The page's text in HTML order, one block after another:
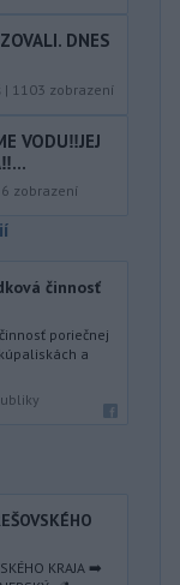
DNES
| 1103 zobrazení
VODU‼️JEJ
zobrazení
činnosť
činnosť poriečnej
a
KRAJA ➡️